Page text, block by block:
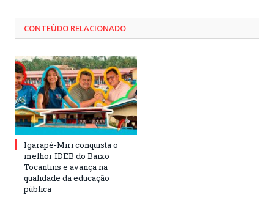
CONTEÚDO RELACIONADO
Igarapé-Miri conquista o
melhor IDEB do Baixo
Tocantins e avança na
qualidade da educação
pública